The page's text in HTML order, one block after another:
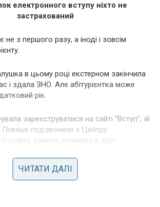
електронного вступу ніхто не
застрахований
не з першого разу, а іноді і зовсім
в цьому році екстерном закінчила
і здала ЗНО. Але абітурієнтка може
рік.
зареєструватися на сайті “Вступ”, їй
подзвонили з Центру
освіти, кажуть, помилка в даті
заяву.
ЧИТАТИ ДАЛІ